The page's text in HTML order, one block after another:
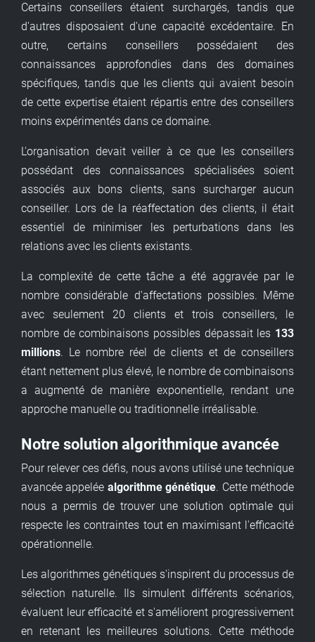
Certains conseillers étaient surchargés, tandis que
d'autres disposaient d'une capacité excédentaire. En
outre, certains conseillers possédaient des
connaissances approfondies dans des domaines
spécifiques, tandis que les clients qui avaient besoin
de cette expertise étaient répartis entre des conseillers
moins expérimentés dans ce domaine.
L'organisation devait veiller à ce que les conseillers
possédant des connaissances spécialisées soient
associés aux bons clients, sans surcharger aucun
conseiller. Lors de la réaffectation des clients, il était
essentiel de minimiser les perturbations dans les
relations avec les clients existants.
La complexité de cette tâche a été aggravée par le
nombre considérable d'affectations possibles. Même
avec seulement 20 clients et trois conseillers, le
nombre de combinaisons possibles dépassait les 133
millions. Le nombre réel de clients et de conseillers
étant nettement plus élevé, le nombre de combinaisons
a augmenté de manière exponentielle, rendant une
approche manuelle ou traditionnelle irréalisable.
Notre solution algorithmique avancée
Pour relever ces défis, nous avons utilisé une technique
avancée appelée algorithme génétique. Cette méthode
nous a permis de trouver une solution optimale qui
respecte les contraintes tout en maximisant l'efficacité
opérationnelle.
Les algorithmes génétiques s'inspirent du processus de
sélection naturelle. Ils simulent différents scénarios,
évaluent leur efficacité et s'améliorent progressivement
en retenant les meilleures solutions. Cette méthode